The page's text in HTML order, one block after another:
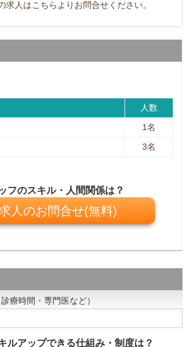
求人はこちらよりお問合せください。
人数
1名
3名
フのスキル・人間関係は？
人のお問合せ(無料)
療時間・専門医など）
ルアップできる仕組み・制度は？